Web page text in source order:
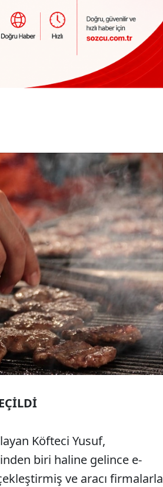
Köfteci Yusuf,
biri haline gelince e-
ve aracı firmalarla